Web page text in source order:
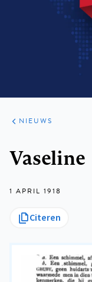
ARTIKELEN
HET
KORT
NIEUWS
Vaseline
1 APRIL 1918
Citeren